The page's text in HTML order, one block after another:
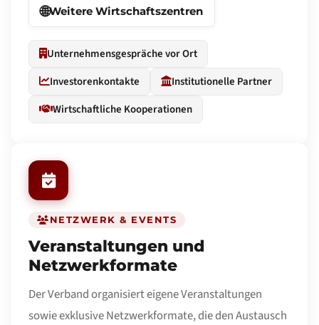
🌐Weitere Wirtschaftszentren
Unternehmensgespräche vor Ort
Investorenkontakte
Institutionelle Partner
Wirtschaftliche Kooperationen
NETZWERK & EVENTS
Veranstaltungen und
Netzwerkformate
Der Verband organisiert eigene Veranstaltungen
sowie exklusive Netzwerkformate, die den Austausch